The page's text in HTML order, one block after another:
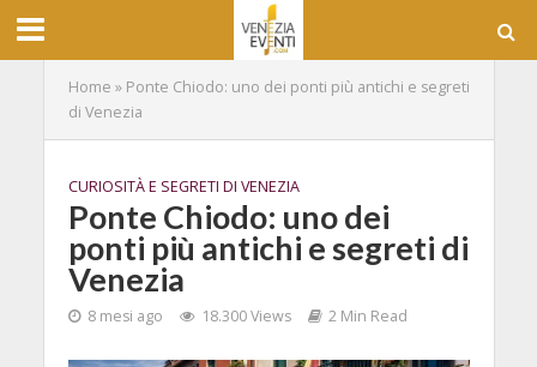
Home » Ponte Chiodo: uno dei ponti più antichi e segreti
di Venezia
CURIOSITÀ E SEGRETI DI VENEZIA
Ponte Chiodo: uno dei
ponti più antichi e segreti di
Venezia
8 mesi ago 18.300 Views 2 Min Read